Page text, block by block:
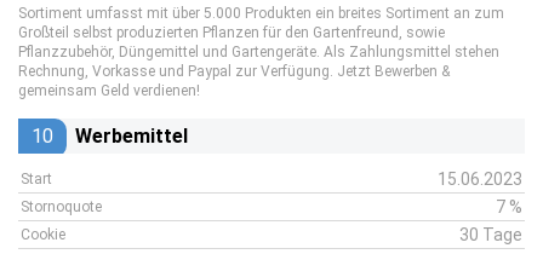
Sortiment umfasst mit über 5.000 Produkten ein breites Sortiment an zum
Großteil selbst produzierten Pflanzen für den Gartenfreund, sowie
Pflanzzubehör, Düngemittel und Gartengeräte. Als Zahlungsmittel stehen
Rechnung, Vorkasse und Paypal zur Verfügung. Jetzt Bewerben &
gemeinsam Geld verdienen!
10 Werbemittel
Start 15.06.2023
Stornoquote 7 %
Cookie 30 Tage